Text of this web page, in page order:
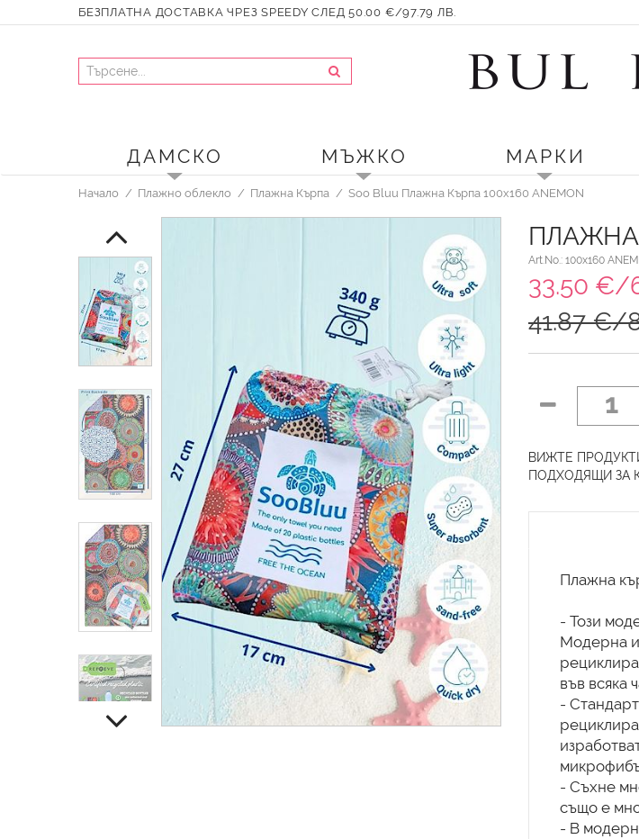
БЕЗПЛАТНА ДОСТАВКА ЧРЕЗ SPEEDY СЛЕД 50.00 €/97.79 ЛВ.
ДАМСКО МЪЖКО МАРКИ
Начало Плажно облекло Плажна Кърпа Soo Bluu Плажна Кърпа 100x160 ANEMON
ПЛАЖНА
Art.No.: 100x160
33.50 €/
41.87 €/
1
ВИЖТЕ
ПОДХОДЯЩИ ЗА
Плажна
- Този
Модерна и
във всяка
-
- Съхне
също е
- В